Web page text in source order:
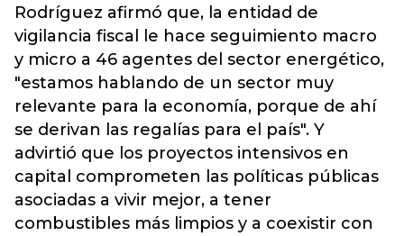
Rodríguez afirmó que, la entidad de
vigilancia fiscal le hace seguimiento macro
y micro a 46 agentes del sector energético,
"estamos hablando de un sector muy
relevante para la economía, porque de ahí
se derivan las regalías para el país". Y
advirtió que los proyectos intensivos en
capital comprometen las políticas públicas
asociadas a vivir mejor, a tener
combustibles más limpios y a coexistir con